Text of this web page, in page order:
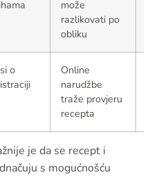
može
razlikovati po
obliku
o
Online
narudžbe
traže provjeru
recepta
je da se recept i
s mogućnošću